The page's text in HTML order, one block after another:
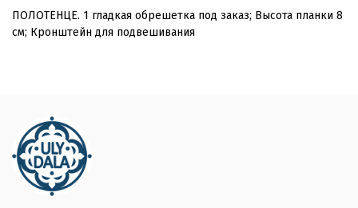
ПОЛОТЕНЦЕ. 1 гладкая обрешетка под заказ; Высота планки 8
см; Кронштейн для подвешивания